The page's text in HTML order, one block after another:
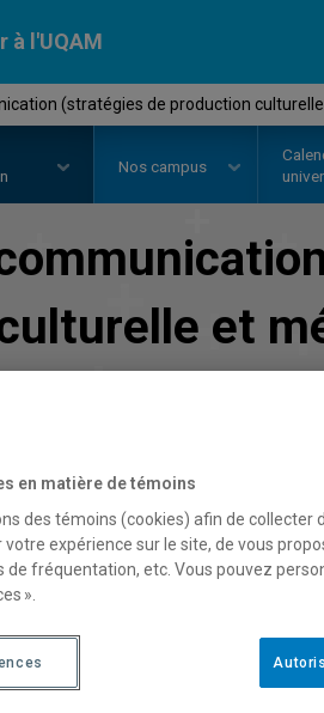
à l'UQAM
(stratégies de production
Nos campus
et
Une version plus récente de
en matière de témoins
des témoins (cookies) afin de
votre expérience sur le site, de vous
de fréquentation, etc. Vous pouvez
».